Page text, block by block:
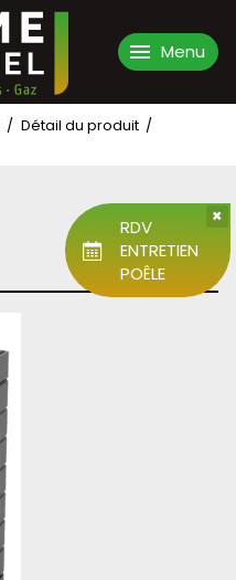
Menu
Détail du produit
RDV
ENTRETIEN
POÊLE
×